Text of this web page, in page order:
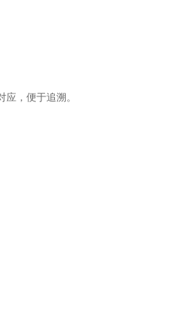
，便于追溯。